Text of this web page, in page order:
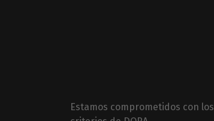
Estamos comprometidos con los